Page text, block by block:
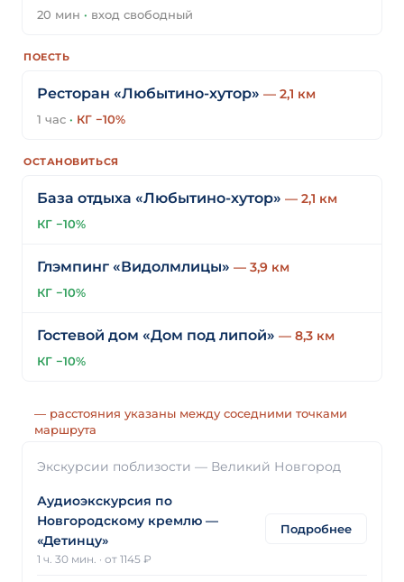
20 мин · вход свободный
ПОЕСТЬ
Ресторан «Любытино-хутор» — 2,1 км
1 час · КГ −10%
ОСТАНОВИТЬСЯ
База отдыха «Любытино-хутор» — 2,1 км
КГ −10%
Глэмпинг «Видолмлицы» — 3,9 км
КГ −10%
Гостевой дом «Дом под липой» — 8,3 км
КГ −10%
— расстояния указаны между соседними точками
маршрута
Экскурсии поблизости — Великий Новгород
Аудиоэкскурсия по
Новгородскому кремлю —
«Детинцу»
1 ч. 30 мин. · от 1145 ₽
Подробнее